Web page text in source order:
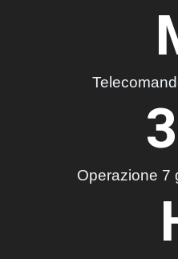
Operazione 7
3